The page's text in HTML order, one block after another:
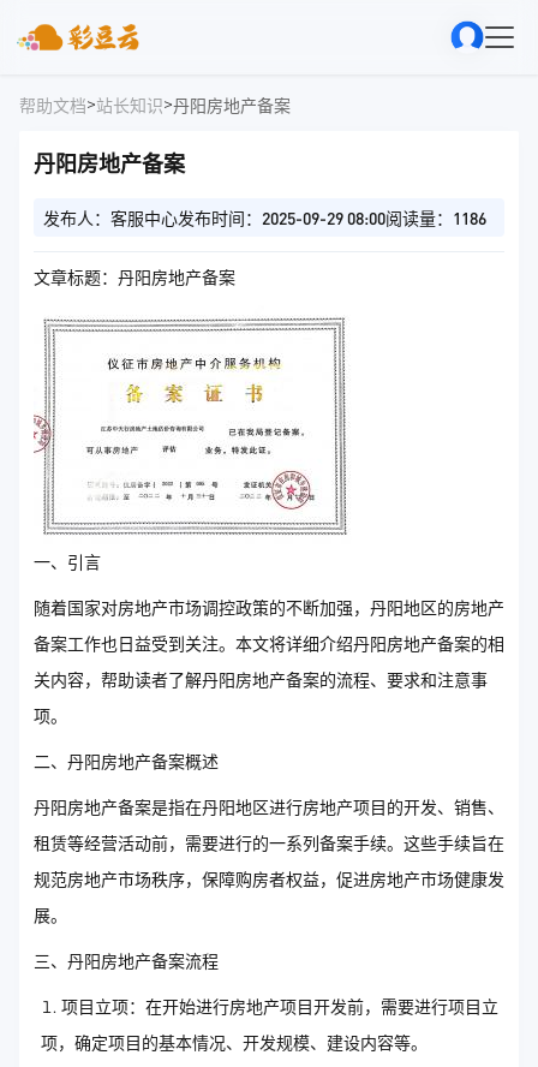
帮助文档>站长知识>丹阳房地产备案
丹阳房地产备案
发布人：客服中心发布时间：2025-09-29 08:00阅读量：1186
文章标题：丹阳房地产备案
一、引言
随着国家对房地产市场调控政策的不断加强，丹阳地区的房地产
备案工作也日益受到关注。本文将详细介绍丹阳房地产备案的相
关内容，帮助读者了解丹阳房地产备案的流程、要求和注意事
项。
二、丹阳房地产备案概述
丹阳房地产备案是指在丹阳地区进行房地产项目的开发、销售、
租赁等经营活动前，需要进行的一系列备案手续。这些手续旨在
规范房地产市场秩序，保障购房者权益，促进房地产市场健康发
展。
三、丹阳房地产备案流程
项目立项：在开始进行房地产项目开发前，需要进行项目立
项，确定项目的基本情况、开发规模、建设内容等。